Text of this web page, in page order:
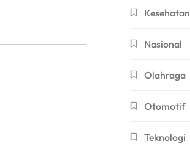
Kesehatan
Nasional
Olahraga
Otomotif
Teknologi